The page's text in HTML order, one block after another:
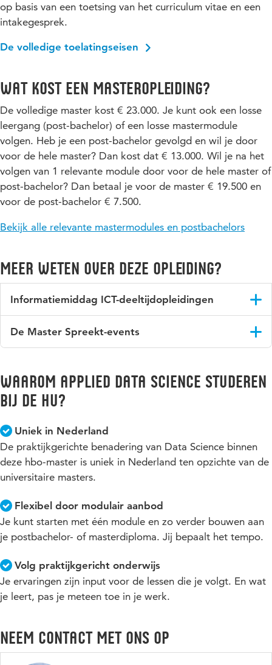
op basis van een toetsing van het curriculum vitae en een
intakegesprek.
De volledige toelatingseisen
Wat kost een masteropleiding?
De volledige master kost € 23.000. Je kunt ook een losse
leergang (post-bachelor) of een losse mastermodule
volgen. Heb je een post-bachelor gevolgd en wil je door
voor de hele master? Dan kost dat € 13.000. Wil je na het
volgen van 1 relevante module door voor de hele master of
post-bachelor? Dan betaal je voor de master € 19.500 en
voor de post-bachelor € 7.500.
Bekijk alle relevante mastermodules en postbachelors
Meer weten over deze opleiding?
Informatiemiddag ICT-deeltijdopleidingen
informatiemiddag voor de ICT deeltijdopleidingen. Deze
worden aangekondigd via deLinkedIn pagina.
Hogeschool Utrecht en wat daarmee samenhangt en volg ons
opLinkedIn. Hier kondigen wij ook onze “De Master Spreekt
De Master Spreekt-events
Onderwijs van Hogeschool Utrecht en wat daarmee
samenhangt en volg ons op
onze “De Master Spreekt Events” aan.
Alle HU-events vind jein onze evenementenagenda
Waarom Applied Data Science studeren
bij de HU?
Uniek in Nederland
De praktijkgerichte benadering van Data Science binnen
deze hbo-master is uniek in Nederland ten opzichte van de
universitaire masters.
Flexibel door modulair aanbod
Je kunt starten met één module en zo verder bouwen aan
je postbachelor- of masterdiploma. Jij bepaalt het tempo.
Volg praktijkgericht onderwijs
Je ervaringen zijn input voor de lessen die je volgt. En wat
je leert, pas je meteen toe in je werk.
Neem contact met ons op